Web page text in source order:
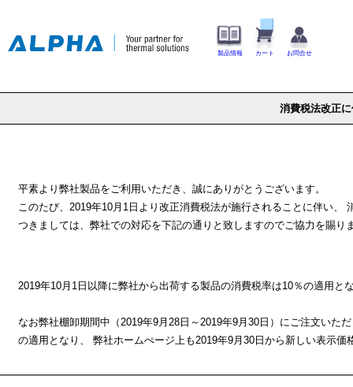
製品情報 カート お問合せ
消費税法改正
平素より弊社製品をご利用いただき、誠にありがとうございます。
このたび、2019年10月1日より改正消費税法が施行されることに伴い
つきましては、弊社での対応を下記の通りと致しますのでご協力を賜り
2019年10月1日以降に弊社から出荷する製品の消費税率は10％の適用と
なお弊社棚卸期間中（2019年9月28日～2019年9月30日）にご注文いた
の適用となり、 弊社ホームぺージ上も2019年9月30日から新しい表示